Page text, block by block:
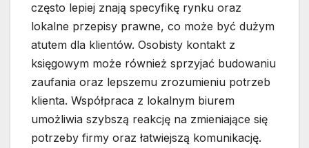
często lepiej znają specyfikę rynku oraz
lokalne przepisy prawne, co może być dużym
atutem dla klientów. Osobisty kontakt z
księgowym może również sprzyjać budowaniu
zaufania oraz lepszemu zrozumieniu potrzeb
klienta. Współpraca z lokalnym biurem
umożliwia szybszą reakcję na zmieniające się
potrzeby firmy oraz łatwiejszą komunikację.